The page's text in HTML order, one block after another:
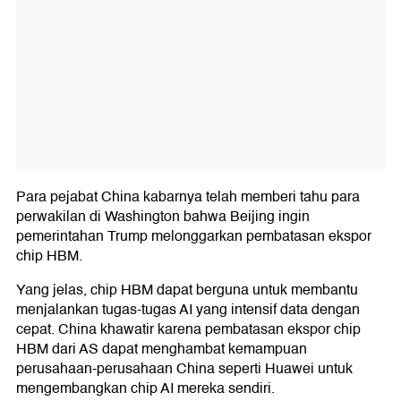
Para pejabat China kabarnya telah memberi tahu para
perwakilan di Washington bahwa Beijing ingin
pemerintahan Trump melonggarkan pembatasan ekspor
chip HBM.
Yang jelas, chip HBM dapat berguna untuk membantu
menjalankan tugas-tugas AI yang intensif data dengan
cepat. China khawatir karena pembatasan ekspor chip
HBM dari AS dapat menghambat kemampuan
perusahaan-perusahaan China seperti Huawei untuk
mengembangkan chip AI mereka sendiri.